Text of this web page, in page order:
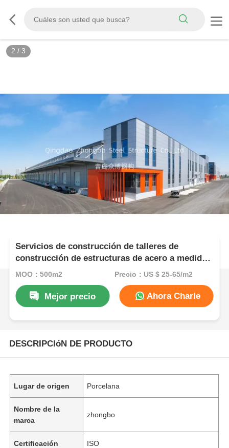
3 / 3
Servicios de construcción de talleres de
construcción de estructuras de acero a medida,
que proporcionan diseños de acero
industrial del espacio
MOQ：500m2 Precio：US $ 25-65/m2
Mejor precio Ahora Charle
DESCRIPCIóN DE PRODUCTO
Lugar de origen Porcelana
Nombre de la
marca
zhongbo
Certificación ISO